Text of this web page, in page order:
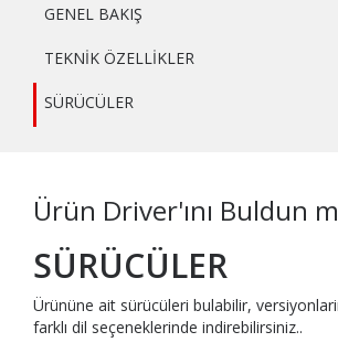
GENEL BAKIŞ
TEKNİK ÖZELLİKLER
SÜRÜCÜLER
Ürün Driver'ını Buldun
SÜRÜCÜLER
Ürününe ait sürücüleri bulabilir,
farklı dil seçeneklerinde indirebilirsiniz..